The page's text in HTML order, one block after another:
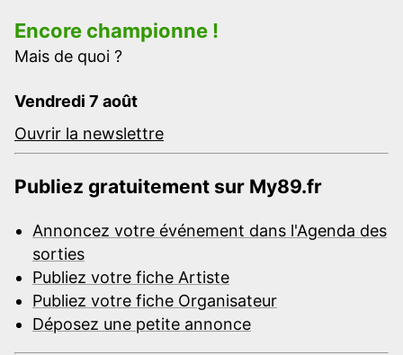
Encore championne !
Mais de quoi ?
Vendredi 7 août
Ouvrir la newslettre
Publiez gratuitement sur My89.fr
Annoncez votre événement dans l'Agenda des
sorties
Publiez votre fiche Artiste
Publiez votre fiche Organisateur
Déposez une petite annonce